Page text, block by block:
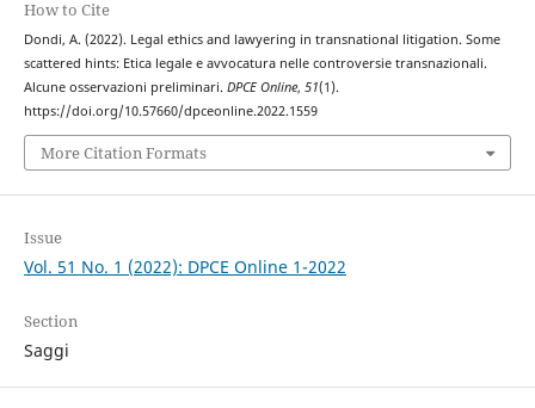
How to Cite
Dondi, A. (2022). Legal ethics and lawyering in transnational litigation. Some
scattered hints: Etica legale e avvocatura nelle controversie transnazionali.
Alcune osservazioni preliminari. DPCE Online, 51(1).
https://doi.org/10.57660/dpceonline.2022.1559
More Citation Formats
Issue
Vol. 51 No. 1 (2022): DPCE Online 1-2022
Section
Saggi